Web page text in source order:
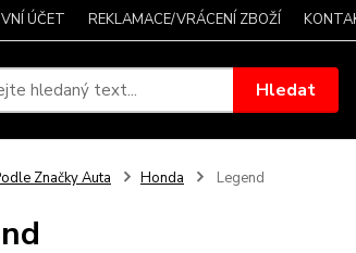
ÚČET REKLAMACE/VRÁCENÍ ZBOŽÍ
Hledat
Značky Auta Honda Legend